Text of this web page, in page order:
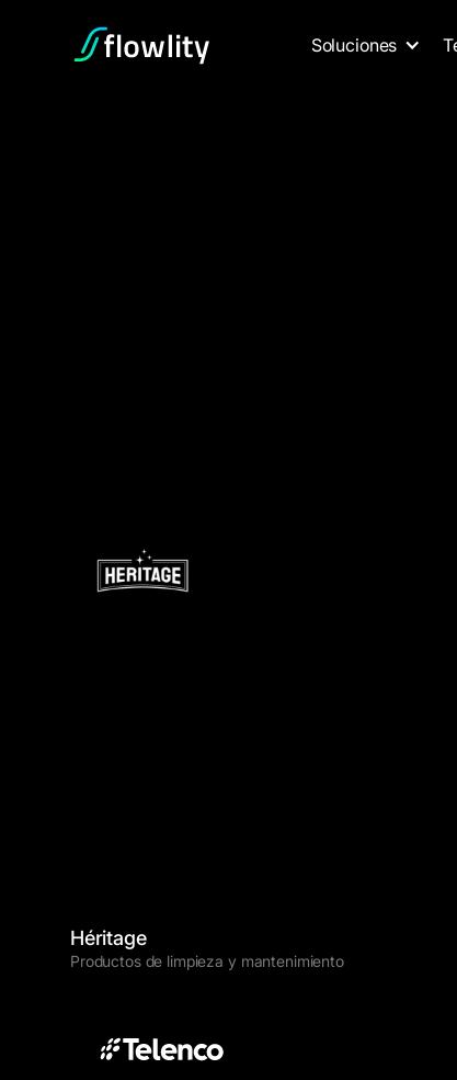
Soluciones
Héritage
Productos de limpieza y mantenimiento